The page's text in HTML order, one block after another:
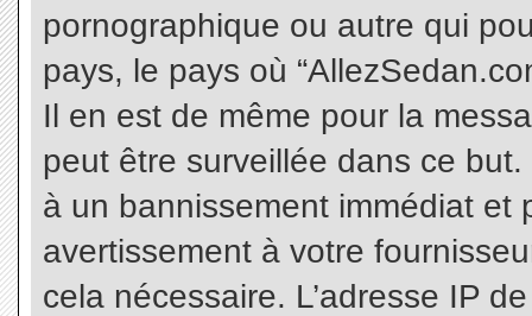
pornographique ou autre qui
pays, le pays où
Il en est de même pour la
peut être surveillée dans ce
à un bannissement immédiat et
avertissement à votre
cela nécessaire. L’adresse IP